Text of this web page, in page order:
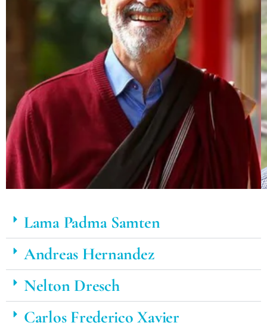
Lama Padma Samten
Andreas Hernandez
Nelton Dresch
Carlos Frederico Xavier